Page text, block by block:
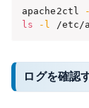
apache2ctl
ls
-l /etc/
ログを確認